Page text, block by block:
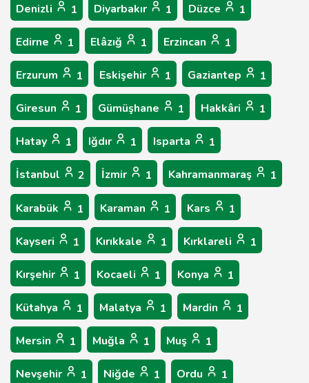
Denizli 1 Diyarbakır 1 Düzce 1
Edirne 1 Elâzığ 1 Erzincan 1
Erzurum 1 Eskişehir 1 Gaziantep 1
Giresun 1 Gümüşhane 1 Hakkâri 1
Hatay 1 Iğdır 1 Isparta 1
İstanbul 2 İzmir 1 Kahramanmaraş 1
Karabük 1 Karaman 1 Kars 1
Kayseri 1 Kırıkkale 1 Kırklareli 1
Kırşehir 1 Kocaeli 1 Konya 1
Kütahya 1 Malatya 1 Mardin 1
Mersin 1 Muğla 1 Muş 1
Nevşehir 1 Niğde 1 Ordu 1